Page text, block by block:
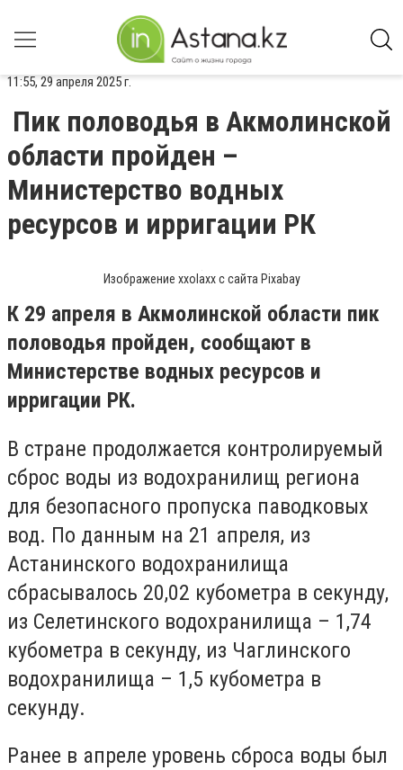
11:55, 29 апреля 2025 г.
Пик половодья в Акмолинской
области пройден –
Министерство водных
ресурсов и ирригации РК
Изображение xxolaxx с сайта Pixabay
К 29 апреля в Акмолинской области пик
половодья пройден, сообщают в
Министерстве водных ресурсов и
ирригации РК.
В стране продолжается контролируемый
сброс воды из водохранилищ региона
для безопасного пропуска паводковых
вод. По данным на 21 апреля, из
Астанинского водохранилища
сбрасывалось 20,02 кубометра в секунду,
из Селетинского водохранилища – 1,74
кубометра в секунду, из Чаглинского
водохранилища – 1,5 кубометра в
секунду.
Ранее в апреле уровень сброса воды был